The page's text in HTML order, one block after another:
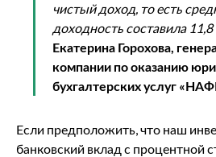
чистый доход, то есть
доходность составила 11,8
Екатерина Горохова,
компании по оказанию
бухгалтерских услуг
Если предположить, что наш
банковский вклад с процентной